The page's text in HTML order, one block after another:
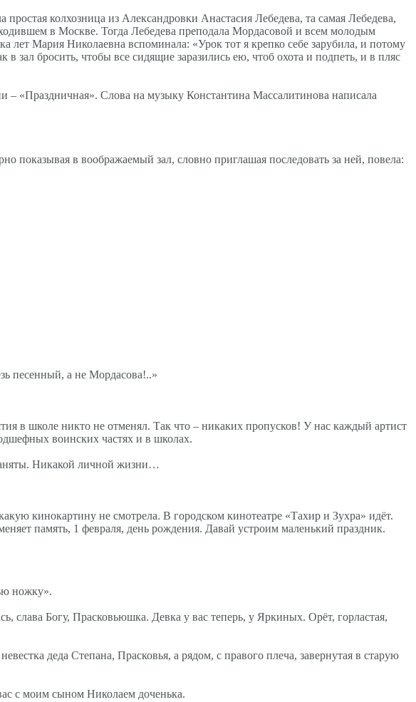
колхозница из Александровки Анастасия Лебедева, та самая Лебедева,
в Москве. Тогда Лебедева преподала Мордасовой и всем молодым
лет Мария Николаевна вспоминала: «Урок тот я крепко себе зарубила, и потому
зал бросить, чтобы все сидящие заразились ею, чтоб охота и подпеть, и в пляс
– «Праздничная». Слова на музыку Константина Массалитинова написала
показывая в воображаемый зал, словно приглашая последовать за ней, повела:
песенный, а не Мордасова!..»
в школе никто не отменял. Так что – никаких пропусков! У нас каждый артист
воинских частях и в школах.
Никакой личной жизни…
кинокартину не смотрела. В городском кинотеатре «Тахир и Зухра» идёт.
память, 1 февраля, день рождения. Давай устроим маленький праздник.
ножку».
слава Богу, Прасковьюшка. Девка у вас теперь, у Яркиных. Орёт, горластая,
деда Степана, Прасковья, а рядом, с правого плеча, завернутая в старую
с моим сыном Николаем доченька.